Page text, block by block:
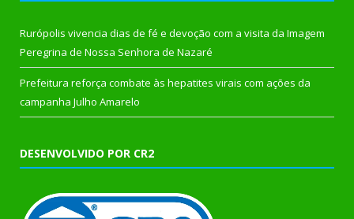
Rurópolis vivencia dias de fé e devoção com a visita da Imagem
Peregrina de Nossa Senhora de Nazaré
Prefeitura reforça combate às hepatites virais com ações da
campanha Julho Amarelo
DESENVOLVIDO POR CR2